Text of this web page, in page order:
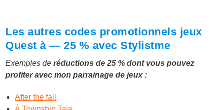
Les autres codes promotionnels jeux
Quest à — 25 % avec Stylistme
Exemples de réductions de 25 % dont vous pouvez
profiter avec mon parrainage de jeux :
After the fall